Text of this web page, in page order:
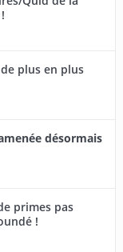
plus en plus
désormais
primes pas
!